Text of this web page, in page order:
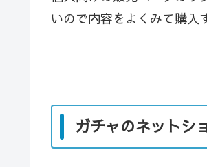
いので内容をよくみて購入
ガチャのネットシ